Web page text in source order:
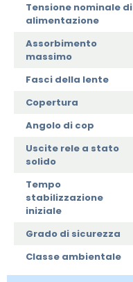
Tensione nominale di
alimentazione
Assorbimento
massimo
Fasci della lente
Copertura
Angolo di cop
Uscite rele a stato
solido
Tempo
stabilizzazione
iniziale
Grado di sicurezza
Classe ambientale